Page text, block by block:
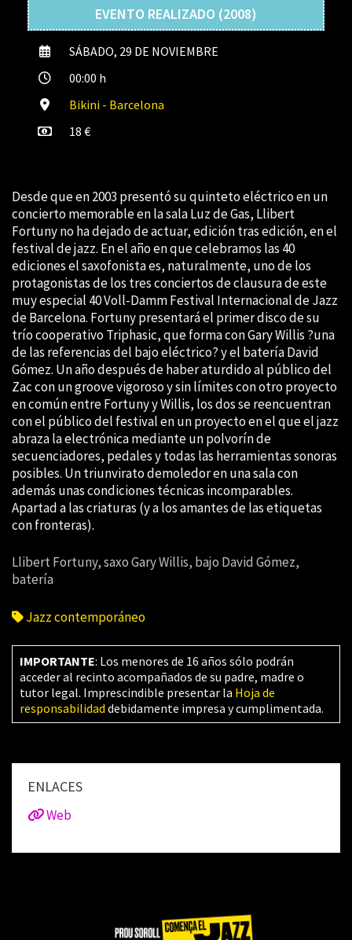
EVENTO REALIZADO (2008)
SÁBADO, 29 DE NOVIEMBRE
00:00 h
Bikini - Barcelona
18 €
Desde que en 2003 presentó su quinteto eléctrico en un
concierto memorable en la sala Luz de Gas, Llibert
Fortuny no ha dejado de actuar, edición tras edición, en el
festival de jazz. En el año en que celebramos las 40
ediciones el saxofonista es, naturalmente, uno de los
protagonistas de los tres conciertos de clausura de este
muy especial 40 Voll-Damm Festival Internacional de Jazz
de Barcelona. Fortuny presentará el primer disco de su
trío cooperativo Triphasic, que forma con Gary Willis ?una
de las referencias del bajo eléctrico? y el batería David
Gómez. Un año después de haber aturdido al público del
Zac con un groove vigoroso y sin límites con otro proyecto
en común entre Fortuny y Willis, los dos se reencuentran
con el público del festival en un proyecto en el que el jazz
abraza la electrónica mediante un polvorín de
secuenciadores, pedales y todas las herramientas sonoras
posibles. Un triunvirato demoledor en una sala con
además unas condiciones técnicas incomparables.
Apartad a las criaturas (y a los amantes de las etiquetas
con fronteras).
Llibert Fortuny, saxo Gary Willis, bajo David Gómez,
batería
Jazz contemporáneo
IMPORTANTE: Los menores de 16 años sólo podrán
acceder al recinto acompañados de su padre, madre o
tutor legal. Imprescindible presentar la Hoja de
responsabilidad debidamente impresa y cumplimentada.
ENLACES
Web